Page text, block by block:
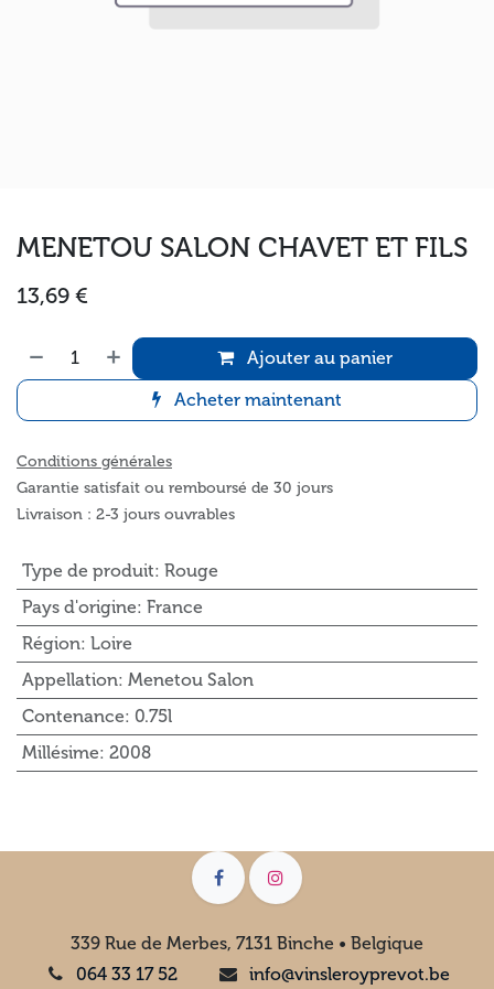
MENETOU SALON CHAVET ET FILS
13,69 €
Ajouter au panier
Acheter maintenant
Conditions générales
Garantie satisfait ou remboursé de 30 jours
Livraison : 2-3 jours ouvrables
Type de produit: Rouge
Pays d'origine: France
Région: Loire
Appellation: Menetou Salon
Contenance: 0.75l
Millésime: 2008
339 Rue de Merbes, 7131 Binche • Belgique
064 33 17 52
info@vinsleroyprevot.be